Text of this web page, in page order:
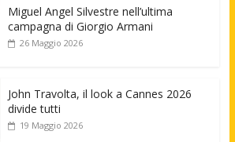
Miguel Angel Silvestre nell’ultima
campagna di Giorgio Armani
26 Maggio 2026
John Travolta, il look a Cannes 2026
divide tutti
19 Maggio 2026